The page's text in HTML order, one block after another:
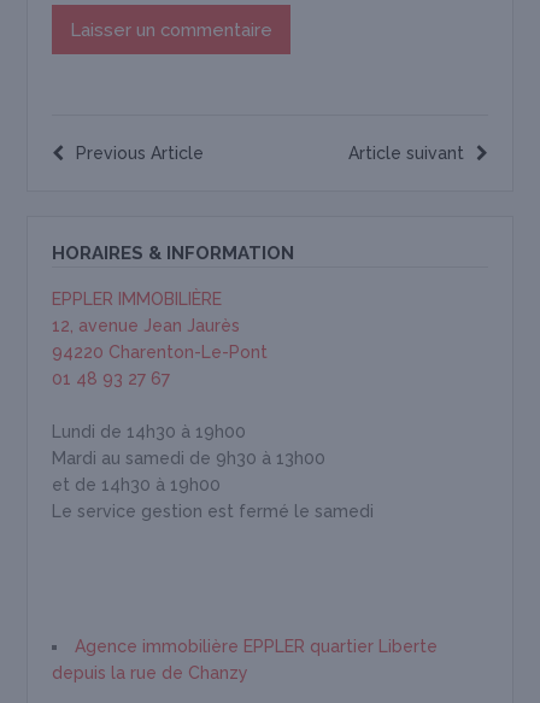
Article suivant
Previous Article
HORAIRES & INFORMATION
EPPLER IMMOBILIÈRE
12, avenue Jean Jaurès
94220 Charenton-Le-Pont
01 48 93 27 67
Lundi de 14h30 à 19h00
Mardi au samedi de 9h30 à 13h00
et de 14h30 à 19h00
Le service gestion est fermé le samedi
Agence immobilière EPPLER quartier Liberte
depuis la rue de Chanzy